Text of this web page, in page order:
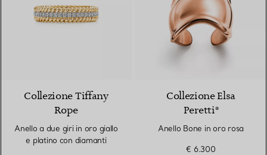
Collezione Tiffany
Rope
Anello a due giri in oro giallo
e platino con diamanti
Collezione Elsa
Peretti®
Anello Bone in oro rosa
€ 6.300